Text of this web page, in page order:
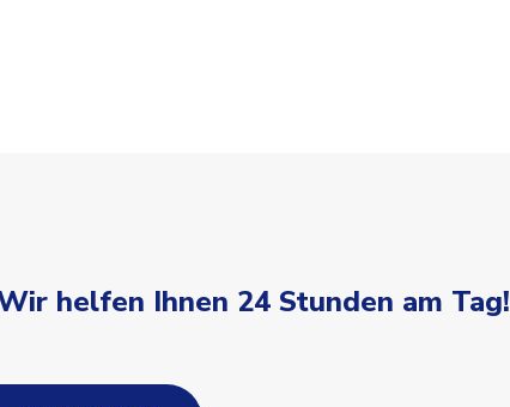
helfen Ihnen 24 Stunden am Tag!